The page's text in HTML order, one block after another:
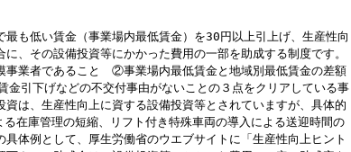
(浜松市中央区 高林3-12-13)
電話:０５３－４７５－２５１１㈹
このままInternet Explorerから閲覧する場合はコチラ
も低い賃金（事業場内最低賃金）を30円以上引上げ、生産性向
、その設備投資等にかかった費用の一部を助成する制度です。
事業者であること ②事業場内最低賃金と地域別最低賃金の差額
引下げなどの不交付事由がないことの３点をクリアしている事
は、生産性向上に資する設備投資等とされていますが、具体的
る在庫管理の短縮、リフト付き特殊車両の導入による送迎時間の
体例として、厚生労働省のウエブサイトに「生産性向上ヒント